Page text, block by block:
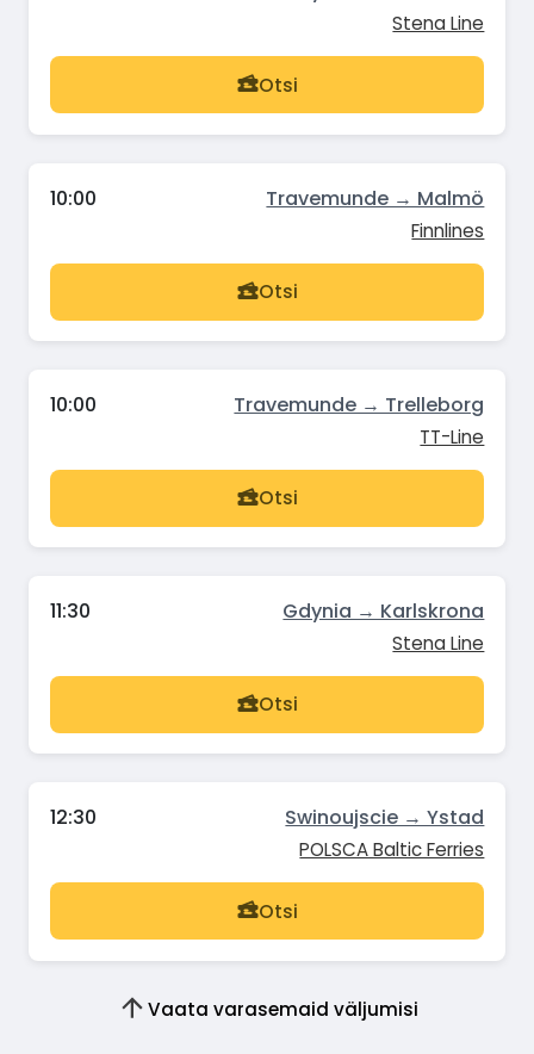
Stena Line
Otsi
10:00 Travemunde → Malmö
Finnlines
Otsi
10:00 Travemunde → Trelleborg
TT-Line
Otsi
11:30 Gdynia → Karlskrona
Stena Line
Otsi
12:30 Swinoujscie → Ystad
POLSCA Baltic Ferries
Otsi
Vaata varasemaid väljumisi